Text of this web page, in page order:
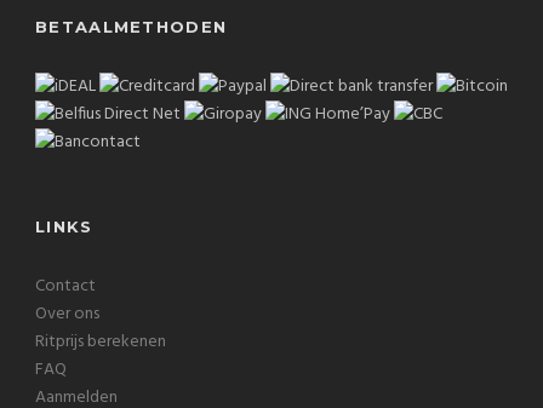
BETAALMETHODEN
LINKS
Contact
Over ons
Ritprijs berekenen
FAQ
Aanmelden